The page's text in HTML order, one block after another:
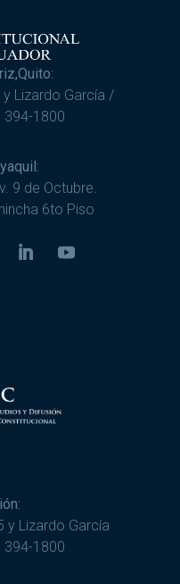
Lizardo García /
394-1800
9 de Octubre.
6to Piso
y Lizardo García
394-1800